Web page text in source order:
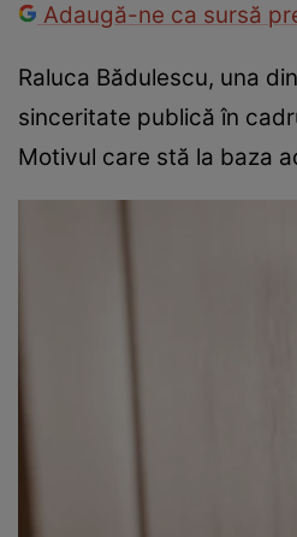
Adaugă-ne ca sursă
Raluca Bădulescu, una
sinceritate publică în
Motivul care stă la baza